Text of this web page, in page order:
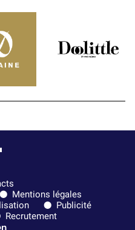
Mentions légales
Publicité
Recrutement